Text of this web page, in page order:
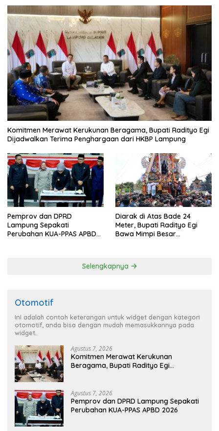
Komitmen Merawat Kerukunan Beragama, Bupati Radityo Egi
Dijadwalkan Terima Penghargaan dari HKBP Lampung
Pemprov dan DPRD
Lampung Sepakati
Perubahan KUA-PPAS APBD
Diarak di Atas Bade 24
Meter, Bupati Radityo Egi
Bawa Mimpi Besar
Selengkapnya
Otomotif
Ini adalah contoh keterangan untuk widget dengan kategori
otomotif, anda bisa dengan mudah memasukkannya pada
widget.
Agustus 7, 2026
Komitmen Merawat Kerukunan
Beragama, Bupati Radityo Egi
Agustus 7, 2026
Pemprov dan DPRD Lampung Sepakati
Perubahan KUA-PPAS APBD 2026